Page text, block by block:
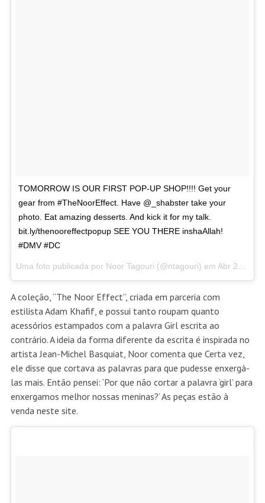
TOMORROW IS OUR FIRST POP-UP SHOP!!!! Get your
gear from #TheNoorEffect. Have @_shabster take your
photo. Eat amazing desserts. And kick it for my talk.
bit.ly/thenooreffectpopup SEE YOU THERE inshaAllah!
#DMV #DC
Uma foto publicada por Noor Tagouri (@ntagouri) em Abr 23, 2016 às 9:19 PDT
A coleção, “The Noor Effect”, criada em parceria com
estilista Adam Khafif, e possui tanto roupam quanto
acessórios estampados com a palavra Girl escrita ao
contrário. A ideia da forma diferente da escrita é inspirada no
artista Jean-Michel Basquiat, Noor comenta que Certa vez,
ele disse que cortava as palavras para que pudesse enxergá-
las mais. Então pensei: ‘Por que não cortar a palavra ‘girl’ para
enxergamos melhor nossas meninas?’ As peças estão à
venda neste site.